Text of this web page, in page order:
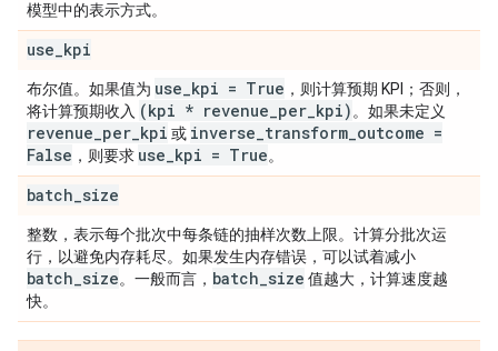
模型中的表示方式。
use kpi
布尔值。如果值为 use kpi = True ，则计算预期 KPI；否则，
将计算预期收入 (kpi * revenue per kpi) 。如果未定义
revenue per kpi 或 inverse transform outcome =
False ，则要求 use kpi = True。
batch size
整数，表示每个批次中每条链的抽样次数上限。计算分批次运
行，以避免内存耗尽。如果发生内存错误，可以试着减小
batch size。一般而言， batch size 值越大，计算速度越
快。